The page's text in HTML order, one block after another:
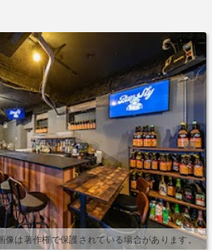
像は著作権で保護されている場合があります。